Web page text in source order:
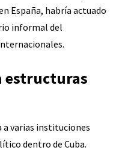
España, habría actuado
informal del
estructuras
a varias instituciones
dentro de Cuba.